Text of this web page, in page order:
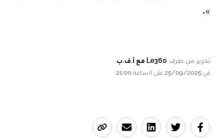
».
تحرير من طرف Le360 مع أ.ف.ب
في 25/09/2025 على الساعة 21:00